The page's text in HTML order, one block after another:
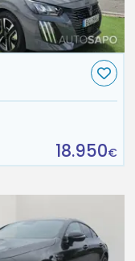
18.950€